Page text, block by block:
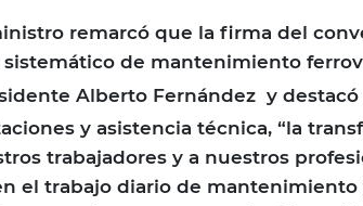
remarcó que la firma del
de mantenimiento
Alberto Fernández y destacó
y asistencia técnica, “la
trabajadores y a nuestros
el trabajo diario de mantenimiento